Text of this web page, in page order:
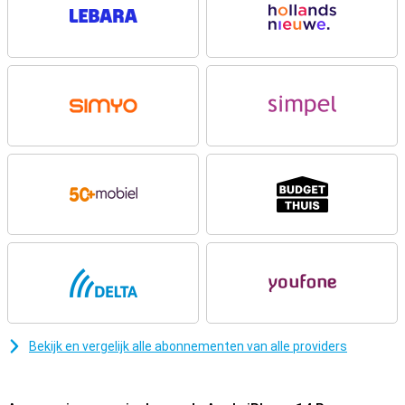
OLED-scherm met ProMotion-technologie zorgt bovendien voor
heldere kleuren en een vloeiende gebruikservaring, zelfs in direct
Het display van de Apple iPhone 14 Pro is vernieuwd. Met het 6.1-
inch Super Retina XDR-scherm geniet je van haarscherpe beelden
vernieuwingsfrequentie tot 120Hz scroll je supervloeiend door apps
meldingen en widgets zien, zonder dat je het scherm hoeft aan te
raken. Bovendien zorgt de indrukwekkende piekhelderheid van 2000
nits ervoor dat je alles duidelijk ziet, zelfs in fel zonlicht.
De camera’s van de Apple iPhone 14 Pro tillen
smartphonefotografie naar een nieuw niveau. De hoofdcamera
ten opzichte van de 12MP-camera’s van eerdere modellen. Dankzij
deze upgrade maak je haarscherpe foto’s met meer detail, zelfs bij
weinig licht. Daarnaast beschikt de iPhone 14 Pro over een
Bekijk en vergelijk alle abonnementen van alle providers